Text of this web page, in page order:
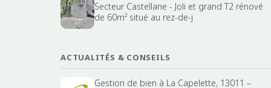
Secteur Castellane - Joli et grand T2 rénové
de 60m² situé au rez-de-j
ACTUALITÉS & CONSEILS
Gestion de bien à La Capelette, 13011 –